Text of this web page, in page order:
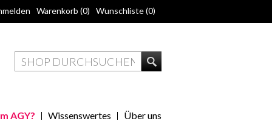
Warenkorb (0) Wunschliste(0)
Über uns
Wissenswertes
AGY?